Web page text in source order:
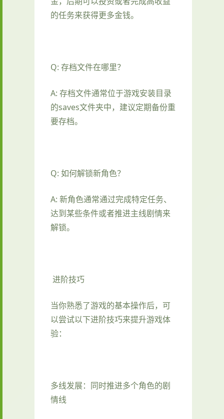
的任务来获得更多金钱。
Q: 存档文件在哪里？
A: 存档文件通常位于游戏安装目录
的saves文件夹中，建议定期备份重
要存档。
Q: 如何解锁新角色？
A: 新角色通常通过完成特定任务、
达到某些条件或者推进主线剧情来
解锁。
进阶技巧
当你熟悉了游戏的基本操作后，可
以尝试以下进阶技巧来提升游戏体
验：
多线发展：同时推进多个角色的剧
情线